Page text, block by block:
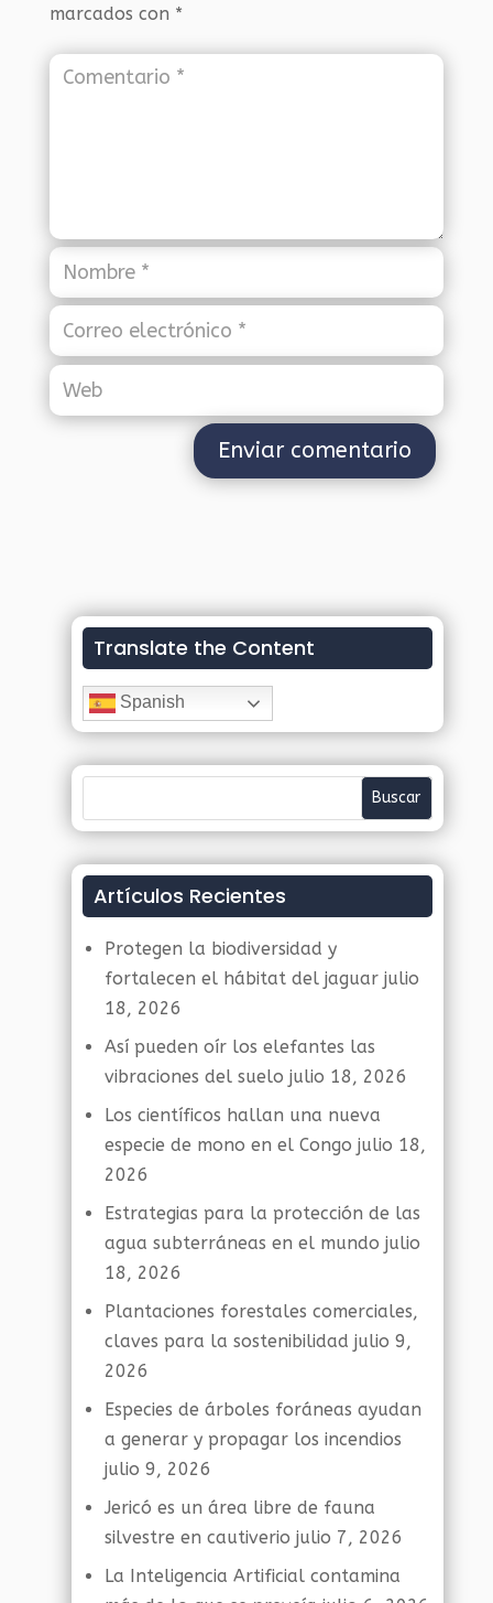
marcados con *
Translate the Content
Spanish
Artículos Recientes
Protegen la biodiversidad y
fortalecen el hábitat del jaguar julio
18, 2026
Así pueden oír los elefantes las
vibraciones del suelo julio 18, 2026
Los científicos hallan una nueva
especie de mono en el Congo julio 18,
2026
Estrategias para la protección de las
agua subterráneas en el mundo julio
18, 2026
Plantaciones forestales comerciales,
claves para la sostenibilidad julio 9,
2026
Especies de árboles foráneas ayudan
a generar y propagar los incendios
julio 9, 2026
Jericó es un área libre de fauna
silvestre en cautiverio julio 7, 2026
La Inteligencia Artificial contamina